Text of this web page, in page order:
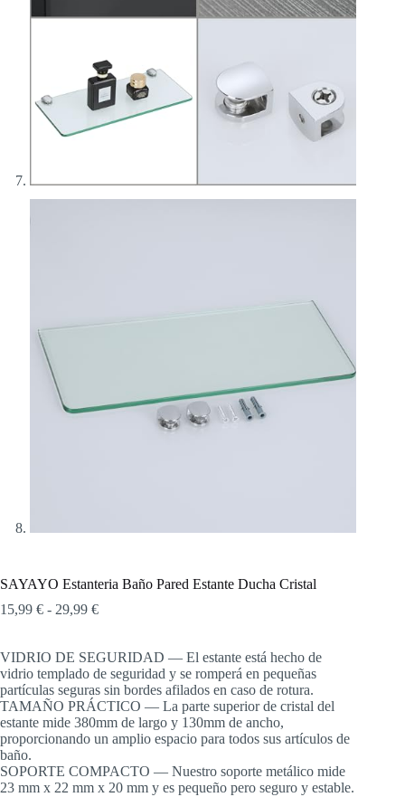
SAYAYO Estanteria Baño Pared Estante Ducha Cristal
15,99 € - 29,99 €Rango
desde
15,99 €
hasta
29,99 €
VIDRIO DE SEGURIDAD — El estante está hecho de
vidrio templado de seguridad y se romperá en pequeñas
partículas seguras sin bordes afilados en caso de rotura.
TAMAÑO PRÁCTICO — La parte superior de cristal del
estante mide 380mm de largo y 130mm de ancho,
proporcionando un amplio espacio para todos sus artículos de
baño.
SOPORTE COMPACTO — Nuestro soporte metálico mide
23 mm x 22 mm x 20 mm y es pequeño pero seguro y estable.